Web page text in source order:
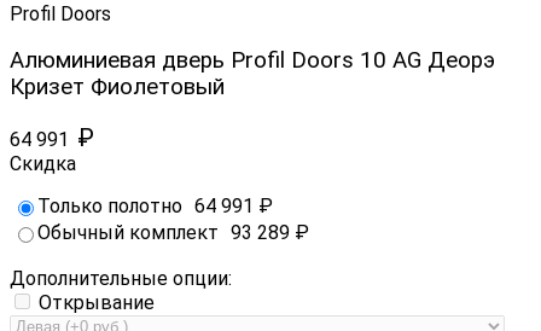
Profil Doors
Алюминиевая дверь Profil Doors 10 AG Деорэ
Кризет Фиолетовый
64 991 ₽
Скидка
Только полотно 64 991 ₽
Обычный комплект 93 289 ₽
Дополнительные опции:
Открывание